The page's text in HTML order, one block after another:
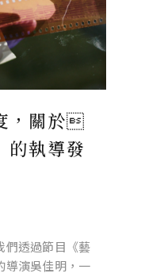
，關於
的執導發
們透過節目《藝
導演吳佳明，一